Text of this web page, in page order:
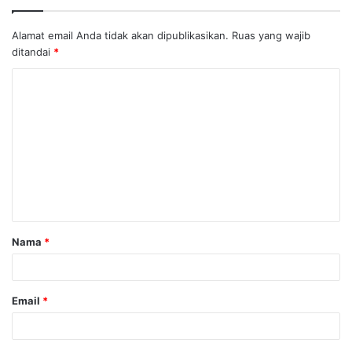
Alamat email Anda tidak akan dipublikasikan. Ruas yang wajib
ditandai *
a
r
Nama *
Email *